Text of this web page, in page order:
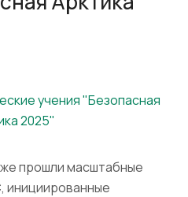
прошли масштабные
инициированные